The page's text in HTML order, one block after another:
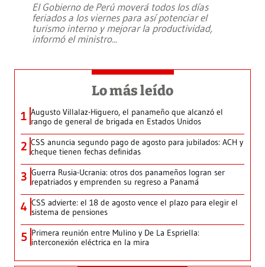
El Gobierno de Perú moverá todos los días
feriados a los viernes para así potenciar el
turismo interno y mejorar la productividad,
informó el ministro...
Lo más leído
1 Augusto Villalaz-Higuero, el panameño que alcanzó el
rango de general de brigada en Estados Unidos
2 CSS anuncia segundo pago de agosto para jubilados: ACH y
cheque tienen fechas definidas
3 Guerra Rusia-Ucrania: otros dos panameños logran ser
repatriados y emprenden su regreso a Panamá
4 CSS advierte: el 18 de agosto vence el plazo para elegir el
sistema de pensiones
5 Primera reunión entre Mulino y De La Espriella:
interconexión eléctrica en la mira